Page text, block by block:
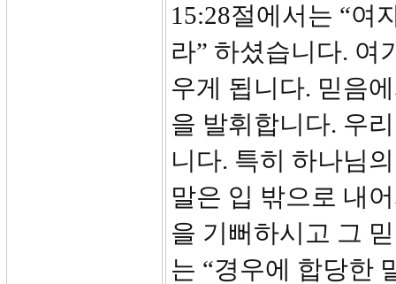
15:28절에서는 “여
라” 하셨습니다. 여
우게 됩니다. 믿음
을 발휘합니다. 우
니다. 특히 하나님
말은 입 밖으로 내
을 기뻐하시고 그
는 “경우에 합당한